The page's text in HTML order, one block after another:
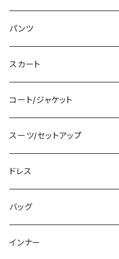
タンクトップ/キャミソール
シャツ/ブラウス
ベアトップ/チューブトップ
カーディガン/ボレロ
ニット/セーター
パーカー
スウェット/トレーナー
ミニ/ショート
ミディアム/ミモレ
ロング/マキシ
袖付き
ノースリーブ
その他
チュニック
パンツ
ショート丈
クロップド丈
ロング丈
デニム
レギンス
その他
スカート
ミニ/ショート
ミディアム/ミモレ
ロング
その他
コート/ジャケット
コート
ジャケット
その他
スーツ/セットアップ
パンツスーツ
スカートスーツ
その他
ドレス
ミニ/ショート
ミディアム/ミモレ
バッグ
サブバッグ
インナー